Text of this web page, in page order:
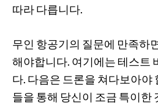
따라 다릅니다.
무인 항공기의 질문에 만족하
해야합니다. 여기에는 테스트
다. 다음은 드론을 쳐다보아야
들을 통해 당신이 조금 특이한